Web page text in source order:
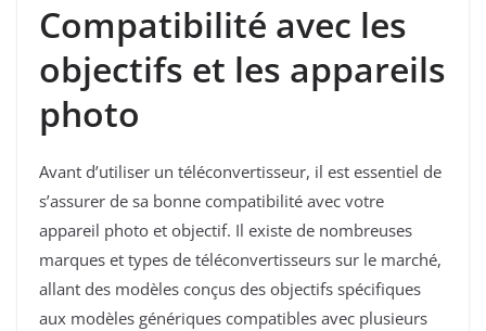
Compatibilité avec les
objectifs et les appareils
photo
Avant d’utiliser un téléconvertisseur, il est essentiel de
s’assurer de sa bonne compatibilité avec votre
appareil photo et objectif. Il existe de nombreuses
marques et types de téléconvertisseurs sur le marché,
allant des modèles conçus des objectifs spécifiques
aux modèles génériques compatibles avec plusieurs